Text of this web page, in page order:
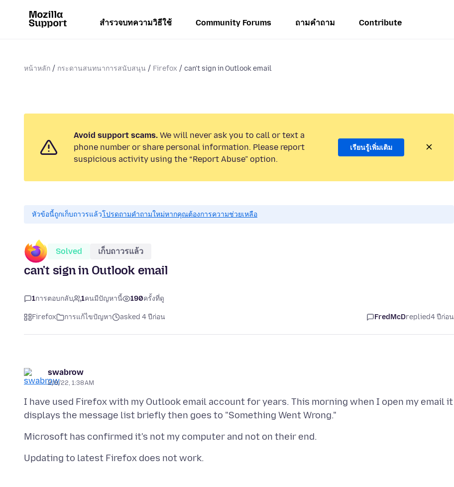
สำรวจบทความวิธีใช้ Community Forums ถามคำถาม Contribute
หน้าหลัก กระดานสนทนาการสนับสนุน Firefox can't sign in Outlook email
Avoid support scams. We will never ask you to call or text a
phone number or share personal information. Please report
suspicious activity using the “Report Abuse” option.
เรียนรู้เพิ่มเติม
หัวข้อนี้ถูกเก็บถาวรแล้วโปรดถามคำถามใหม่หากคุณต้องการความช่วยเหลือ
Solved เก็บถาวรแล้ว
can't sign in Outlook email
1การตอบกลับ 1คนมีปัญหานี้ 190ครั้งที่ดู
Firefox การแก้ไขปัญหา asked 4 ปีก่อน FredMcDreplied4 ปีก่อน
swabrow
2/8/22, 1:38 AM
I have used Firefox with my Outlook email account for years. This morning when I open my email it